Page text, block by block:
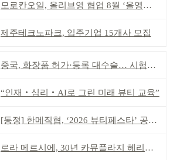
모로칸오일, 올리브영 협업 8월 ‘올영픽’ 선정
제주테크노파크, 입주기업 15개사 모집
중국, 화장품 허가·등록 대수술… 시험자료 공용 허용
“인재‧심리‧AI로 그린 미래 뷰티 교육”
[동정] 한메직협, ‘2026 뷰티페스타’ 공동 주최
로라 메르시에, 30년 카뮤플라지 헤리티지 담아